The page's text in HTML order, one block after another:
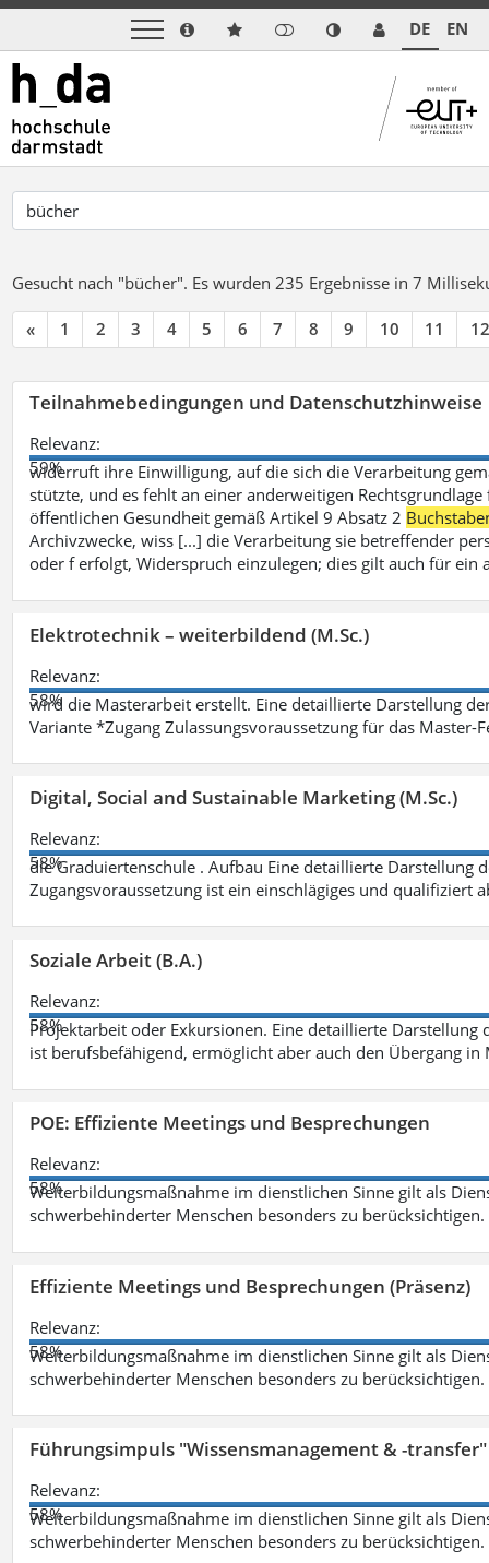
DE EN
Gesucht nach "bücher". Es wurden 235 Ergebnisse in 7
« 1 2 3 4 5 6 7 8 9 10 11 12
Teilnahmebedingungen und Datenschutzhinweise
Relevanz:
59%
widerruft ihre Einwilligung, auf die sich die Verarbeitung
stützte, und es fehlt an einer anderweitigen
öffentlichen Gesundheit gemäß Artikel 9 Absatz 2
Archivzwecke, wiss [...] die Verarbeitung sie betreffender
oder f erfolgt, Widerspruch einzulegen; dies gilt auch für ein
Elektrotechnik – weiterbildend (M.Sc.)
Relevanz:
58%
wird die Masterarbeit erstellt. Eine detaillierte Darstellung
Variante *Zugang Zulassungsvoraussetzung für das Master-
Digital, Social and Sustainable Marketing (M.Sc.)
Relevanz:
58%
die Graduiertenschule . Aufbau Eine detaillierte Darstellung
Zugangsvoraussetzung ist ein einschlägiges und qualifiziert
Soziale Arbeit (B.A.)
Relevanz:
58%
Projektarbeit oder Exkursionen. Eine detaillierte
ist berufsbefähigend, ermöglicht aber auch den Übergang in
POE: Effiziente Meetings und Besprechungen
Relevanz:
58%
Weiterbildungsmaßnahme im dienstlichen Sinne gilt als
schwerbehinderter Menschen besonders zu berücksichtigen.
Effiziente Meetings und Besprechungen (Präsenz)
Relevanz:
58%
Weiterbildungsmaßnahme im dienstlichen Sinne gilt als
schwerbehinderter Menschen besonders zu berücksichtigen.
Führungsimpuls "Wissensmanagement & -
Relevanz:
58%
Weiterbildungsmaßnahme im dienstlichen Sinne gilt als
schwerbehinderter Menschen besonders zu berücksichtigen.